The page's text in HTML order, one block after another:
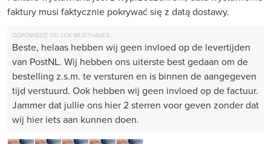
faktury musi faktycznie pokrywać się z datą dostawy.
ODPOWIEDŹ OD LUX MUSTHAVES:
Beste, helaas hebben wij geen invloed op de levertijden
van PostNL. Wij hebben ons uiterste best gedaan om de
bestelling z.s.m. te versturen en is binnen de aangegeven
tijd verstuurd. Ook hebben wij geen invloed op de factuur.
Jammer dat jullie ons hier 2 sterren voor geven zonder dat
wij hier iets aan kunnen doen.